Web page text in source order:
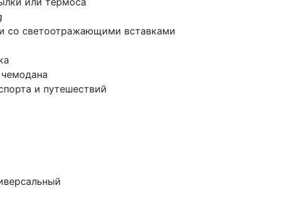
со светоотражающими вставками
и путешествий